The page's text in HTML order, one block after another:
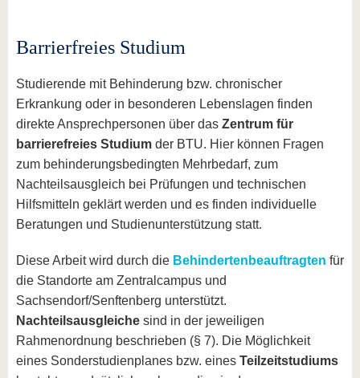
Barrierfreies Studium
Studierende mit Behinderung bzw. chronischer
Erkrankung oder in besonderen Lebenslagen finden
direkte Ansprechpersonen über das Zentrum für
barrierefreies Studium der BTU. Hier können Fragen
zum behinderungsbedingten Mehrbedarf, zum
Nachteilsausgleich bei Prüfungen und technischen
Hilfsmitteln geklärt werden und es finden individuelle
Beratungen und Studienunterstützung statt.
Diese Arbeit wird durch die Behindertenbeauftragten für
die Standorte am Zentralcampus und
Sachsendorf/Senftenberg unterstützt.
Nachteilsausgleiche sind in der jeweiligen
Rahmenordnung beschrieben (§ 7). Die Möglichkeit
eines Sonderstudienplanes bzw. eines Teilzeitstudiums